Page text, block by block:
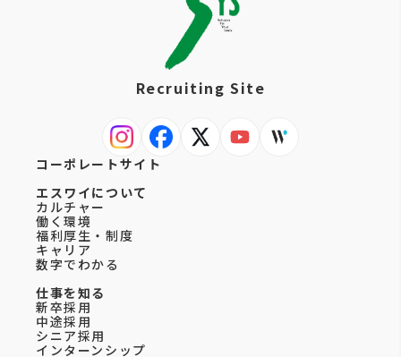
Recruiting Site
コーポレートサイト
エスワイについて
カルチャー
働く環境
福利厚生・制度
キャリア
数字でわかる
仕事を知る
新卒採用
中途採用
シニア採用
インターンシップ